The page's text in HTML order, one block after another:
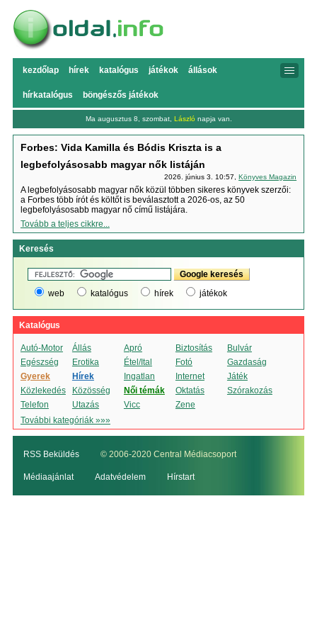
kezdőlap hírek katalógus játékok állások
hírkatalógus böngészős játékok
Ma augusztus 8, szombat, László napja van.
Forbes: Vida Kamilla és Bódis Kriszta is a
legbefolyásosabb magyar nők listáján
2026. június 3. 10:57,Könyves Magazin
A legbefolyásosabb magyar nők közül többen sikeres könyvek szerzői:
a Forbes több írót és költőt is beválasztott a 2026-os, az 50
legbefolyásosabb magyar nő című listájára.
Tovább a teljes cikkre...
Keresés
web katalógus hírek játékok
Katalógus
Autó-Motor Állás Apró Biztosítás
Bulvár
Egészség
Erotika Étel/Ital Fotó
Gazdaság
Gyerek
Hírek Ingatlan Internet
Játék
Közlekedés
Közösség Női témák Oktatás
Szórakozás
Telefon
Utazás Vicc
Zene
További kategóriák »»»
RSS Beküldés © 2006-2020 Central Médiacsoport
Médiaajánlat Adatvédelem Hírstart